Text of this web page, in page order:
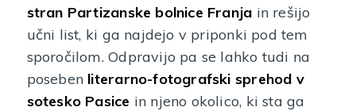
stran Partizanske bolnice Franja in rešijo
učni list, ki ga najdejo v priponki pod tem
sporočilom. Odpravijo pa se lahko tudi na
poseben literarno-fotografski sprehod v
sotesko Pasice in njeno okolico, ki sta ga